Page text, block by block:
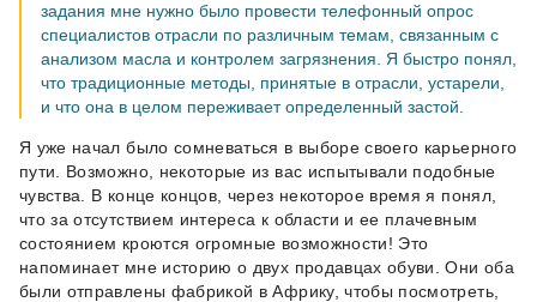
задания мне нужно было провести телефонный опрос
специалистов отрасли по различным темам, связанным с
анализом масла и контролем загрязнения. Я быстро понял,
что традиционные методы, принятые в отрасли, устарели,
и что она в целом переживает определенный застой.
Я уже начал было сомневаться в выборе своего карьерного
пути. Возможно, некоторые из вас испытывали подобные
чувства. В конце концов, через некоторое время я понял,
что за отсутствием интереса к области и ее плачевным
состоянием кроются огромные возможности! Это
напоминает мне историю о двух продавцах обуви. Они оба
были отправлены фабрикой в Африку, чтобы посмотреть,